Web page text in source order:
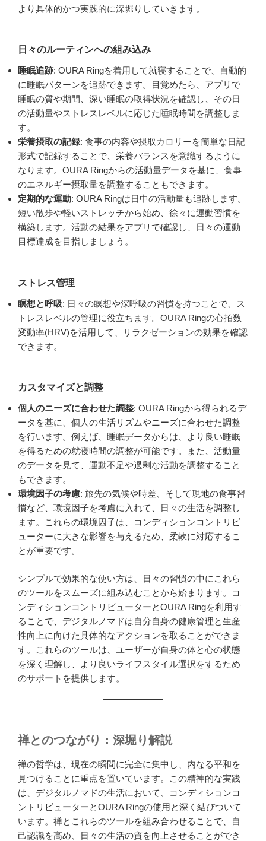
より具体的かつ実践的に深堀りしていきます。
日々のルーティンへの組み込み
睡眠追跡: OURA Ringを着用して就寝することで、自動的
に睡眠パターンを追跡できます。目覚めたら、アプリで
睡眠の質や期間、深い睡眠の取得状況を確認し、その日
の活動量やストレスレベルに応じた睡眠時間を調整しま
す。
栄養摂取の記録: 食事の内容や摂取カロリーを簡単な日記
形式で記録することで、栄養バランスを意識するように
なります。OURA Ringからの活動量データを基に、食事
のエネルギー摂取量を調整することもできます。
定期的な運動: OURA Ringは日中の活動量も追跡します。
短い散歩や軽いストレッチから始め、徐々に運動習慣を
構築します。活動の結果をアプリで確認し、日々の運動
目標達成を目指しましょう。
ストレス管理
瞑想と呼吸: 日々の瞑想や深呼吸の習慣を持つことで、ス
トレスレベルの管理に役立ちます。OURA Ringの心拍数
変動率(HRV)を活用して、リラクゼーションの効果を確認
できます。
カスタマイズと調整
個人のニーズに合わせた調整: OURA Ringから得られるデ
ータを基に、個人の生活リズムやニーズに合わせた調整
を行います。例えば、睡眠データからは、より良い睡眠
を得るための就寝時間の調整が可能です。また、活動量
のデータを見て、運動不足や過剰な活動を調整すること
もできます。
環境因子の考慮: 旅先の気候や時差、そして現地の食事習
慣など、環境因子を考慮に入れて、日々の生活を調整し
ます。これらの環境因子は、コンディションコントリビ
ューターに大きな影響を与えるため、柔軟に対応するこ
とが重要です。
シンプルで効果的な使い方は、日々の習慣の中にこれら
のツールをスムーズに組み込むことから始まります。コ
ンディションコントリビューターとOURA Ringを利用す
ることで、デジタルノマドは自分自身の健康管理と生産
性向上に向けた具体的なアクションを取ることができま
す。これらのツールは、ユーザーが自身の体と心の状態
を深く理解し、より良いライフスタイル選択をするため
のサポートを提供します。
禅とのつながり：深堀り解説
禅の哲学は、現在の瞬間に完全に集中し、内なる平和を
見つけることに重点を置いています。この精神的な実践
は、デジタルノマドの生活において、コンディションコ
ントリビューターとOURA Ringの使用と深く結びついて
います。禅とこれらのツールを組み合わせることで、自
己認識を高め、日々の生活の質を向上させることができ